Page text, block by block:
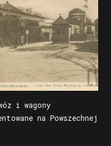
i wagony
na Powszechnej
Krajowej (Pewuce)